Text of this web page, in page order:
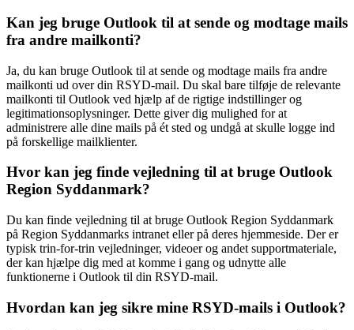
Kan jeg bruge Outlook til at sende og modtage mails
fra andre mailkonti?
Ja, du kan bruge Outlook til at sende og modtage mails fra andre
mailkonti ud over din RSYD-mail. Du skal bare tilføje de relevante
mailkonti til Outlook ved hjælp af de rigtige indstillinger og
legitimationsoplysninger. Dette giver dig mulighed for at
administrere alle dine mails på ét sted og undgå at skulle logge ind
på forskellige mailklienter.
Hvor kan jeg finde vejledning til at bruge Outlook
Region Syddanmark?
Du kan finde vejledning til at bruge Outlook Region Syddanmark
på Region Syddanmarks intranet eller på deres hjemmeside. Der er
typisk trin-for-trin vejledninger, videoer og andet supportmateriale,
der kan hjælpe dig med at komme i gang og udnytte alle
funktionerne i Outlook til din RSYD-mail.
Hvordan kan jeg sikre mine RSYD-mails i Outlook?